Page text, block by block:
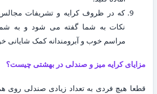
که در ظروف کرایه و تشریفات
نکات به شما گفته می شود و به
مراسم خوب و آبرومندانه کمک شایانی
مزایای کرایه میز و صندلی در بهشتی چیست؟
قطعا هیچ فردی به تعداد زیادی صندلی روی